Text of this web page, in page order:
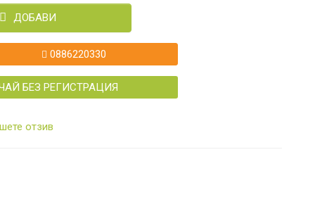
ДОБАВИ
0886220330
БЕЗ РЕГИСТРАЦИЯ
отзив